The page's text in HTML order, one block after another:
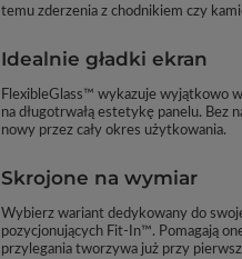
temu zderzenia z chodnikiem czy
Idealnie gładki ekran
FlexibleGlass™ wykazuje wyjątkowo
na długotrwałą estetykę panelu. Bez
nowy przez cały okres użytkowania.
Skrojone na wymiar
Wybierz wariant dedykowany do
pozycjonujących Fit-In™. Pomagają
przylegania tworzywa już przy